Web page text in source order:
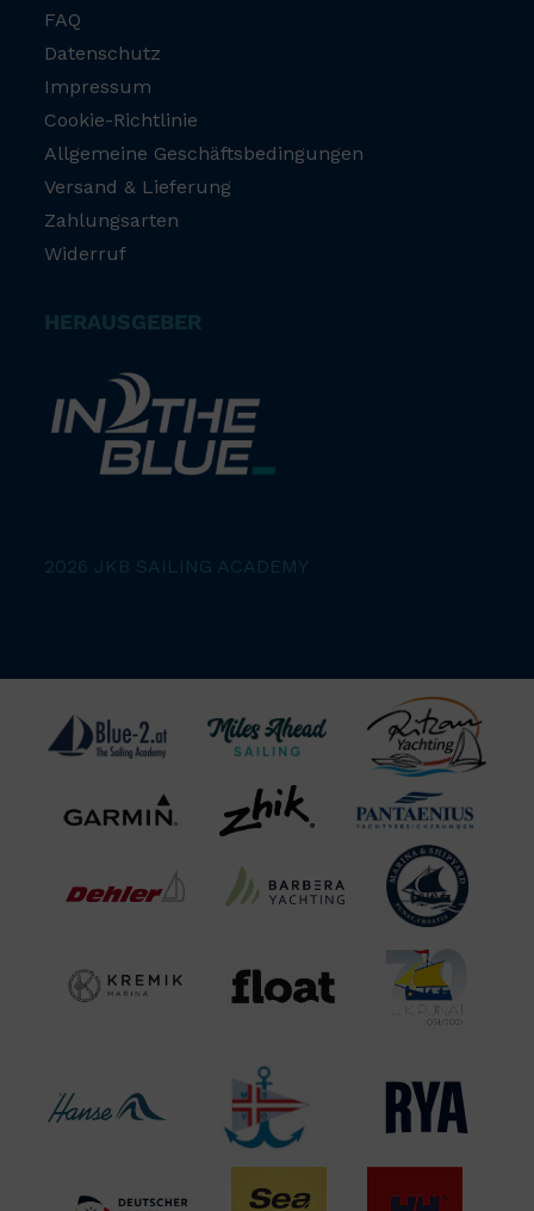
FAQ
Datenschutz
Impressum
Cookie-Richtlinie
Allgemeine Geschäftsbedingungen
Versand & Lieferung
Zahlungsarten
Widerruf
HERAUSGEBER
2026 JKB SAILING ACADEMY